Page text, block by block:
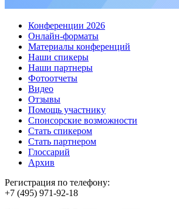
Конференции 2026
Онлайн-форматы
Материалы конференций
Наши спикеры
Наши партнеры
Фотоотчеты
Видео
Отзывы
Помощь участнику
Спонсорские возможности
Стать спикером
Стать партнером
Глоссарий
Архив
Регистрация по телефону:
+7 (495) 971-92-18